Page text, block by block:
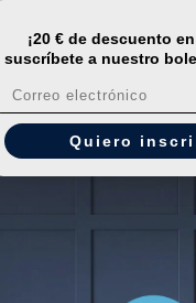
producto
¡20 € de descuento
suscríbete a nuestro
Correo electrónico
Quiero